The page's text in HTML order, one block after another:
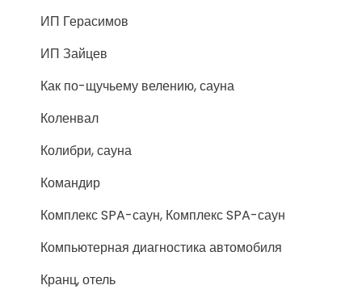
ИП Герасимов
ИП Зайцев
Как по-щучьему велению, сауна
Коленвал
Колибри, сауна
Командир
Комплекс SPA-саун, Комплекс SPA-саун
Компьютерная диагностика автомобиля
Кранц, отель